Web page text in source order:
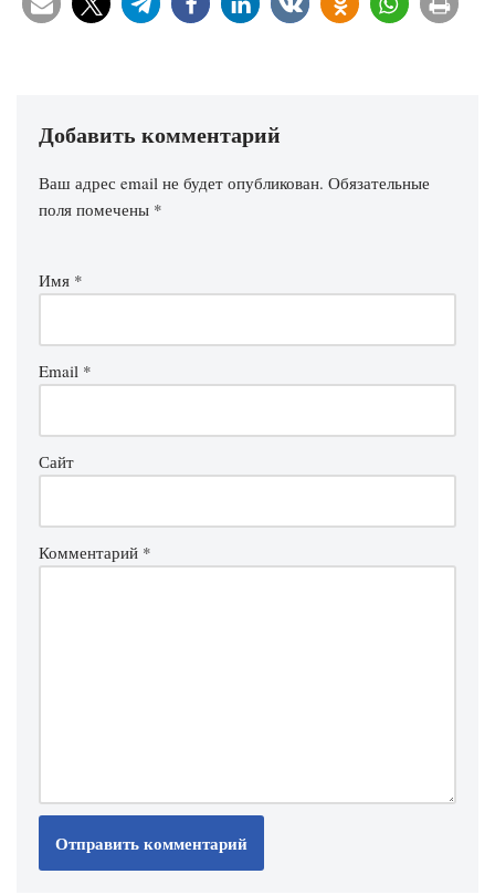
Добавить комментарий
Ваш адрес email не будет опубликован. Обязательные
поля помечены *
Имя *
Email *
Сайт
Комментарий *